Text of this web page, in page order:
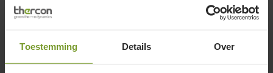
Toestemming Details Over